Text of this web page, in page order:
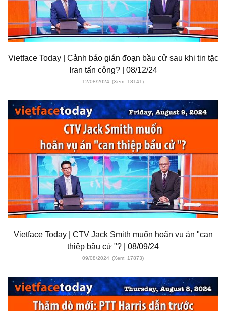
Vietface Today | Cảnh báo gián đoạn bầu cử sau khi tin tặc
Iran tấn công? | 08/12/24
12/08/2024 (Xem: 18141)
Vietface Today | CTV Jack Smith muốn hoãn vụ án "can
thiệp bầu cử "? | 08/09/24
09/08/2024 (Xem: 17873)